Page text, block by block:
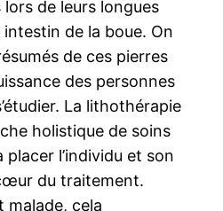
lors de leurs longues
de la boue. On
de ces pierres
des personnes
La lithothérapie
holistique de soins
placer l’individu et son
du traitement.
malade, cela